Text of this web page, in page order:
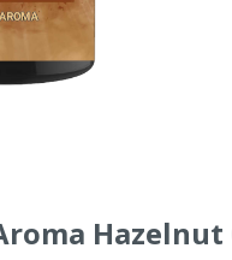
Hazelnut